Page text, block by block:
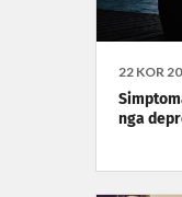
22 KOR
nga